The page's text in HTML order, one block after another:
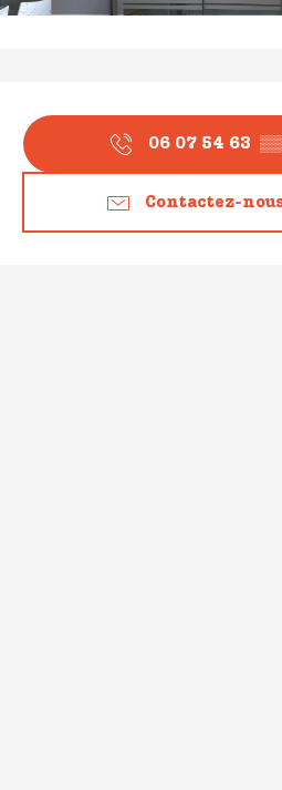
Ouverture et
06 07 54 63 ▒▒
Contactez-